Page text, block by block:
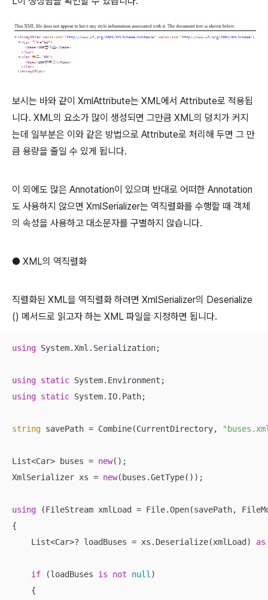
보시는 바와 같이 XmlAttribute는 XML에서 Attribute로 적용됩
니다. XML의 요소가 많이 생성되면 그만큼 XML의 덩치가 커지
는데 일부분은 이와 같은 방법으로 Attribute로 처리해 두면 그 만
큼 용량을 줄일 수 있게 됩니다.
이 외에도 많은 Annotation이 있으며 반대로 어떠한 Annotation
도 사용하지 않으면 XmlSerializer는 역직렬화를 수행할 때 객체
의 속성을 사용하고 대소문자를 구별하지 않습니다.
● XML의 역직렬화
직렬화된 XML을 역직렬화 하려면 XmlSerializer의 Deserialize
() 메서드로 읽고자 하는 XML 파일을 지정하면 됩니다.
using System.Xml.Serialization;
using static
using static System.IO.Path;
string savePath = Combine(CurrentDirectory,
List<Car> buses = new();
XmlSerializer xs = new(buses.GetType());
using (FileStream xmlLoad = File.Open(savePath,
{
    List<Car>? loadBuses = xs.Deserialize(xmlLoad)
as
if (loadBuses is not null )
    {